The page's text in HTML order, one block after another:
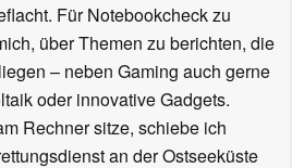
Für Notebookcheck zu
über Themen zu berichten, die
– neben Gaming auch gerne
oder innovative Gadgets.
Rechner sitze, schiebe ich
an der Ostseeküste